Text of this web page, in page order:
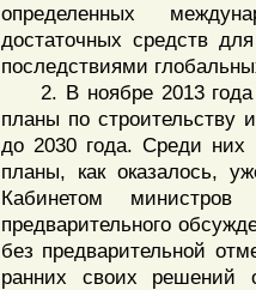
определенных
достаточных средств
последствиями
2. В ноябре 2013 года
планы по строительству
до 2030 года. Среди них
планы, как оказалось,
Кабинетом
предварительного
без предварительной
ранних своих решений